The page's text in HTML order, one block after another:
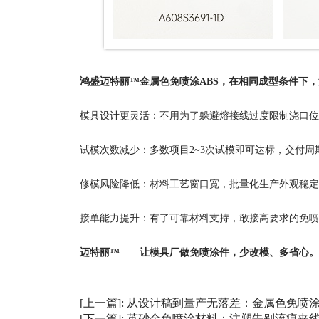
鸿盛迈特丽™金属色免喷涂ABS，在相同成型条件下
模具设计更灵活：不用为了躲避熔接线过度限制浇口
试模次数减少：多数项目2~3次试模即可达标，交付周
修模风险降低：材料工艺窗口宽，批量化生产外观稳
接单能力提升：有了可靠材料支持，敢接高要求的免
迈特丽™——让模具厂做免喷涂件，少改模、多省心。
[上一篇]: 从设计稿到量产无落差：金属色免喷